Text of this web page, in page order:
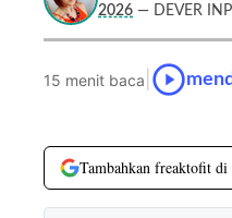
2026 — DEVER
15 menit baca
Tambahkan freaktofit di